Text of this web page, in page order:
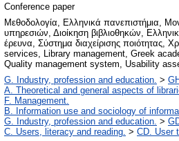
Conference paper
Μεθοδολογία, Ελληνικά πανεπιστήμια,
υπηρεσιών, Διοίκηση βιβλιοθηκών,
έρευνα, Σύστημα διαχείρισης
services, Library management, Greek
Quality management system, Usability
G. Industry, profession and education. >
A. Theoretical and general aspects of
F. Management.
B. Information use and sociology of
G. Industry, profession and education. >
C. Users, literacy and reading. > CD. User